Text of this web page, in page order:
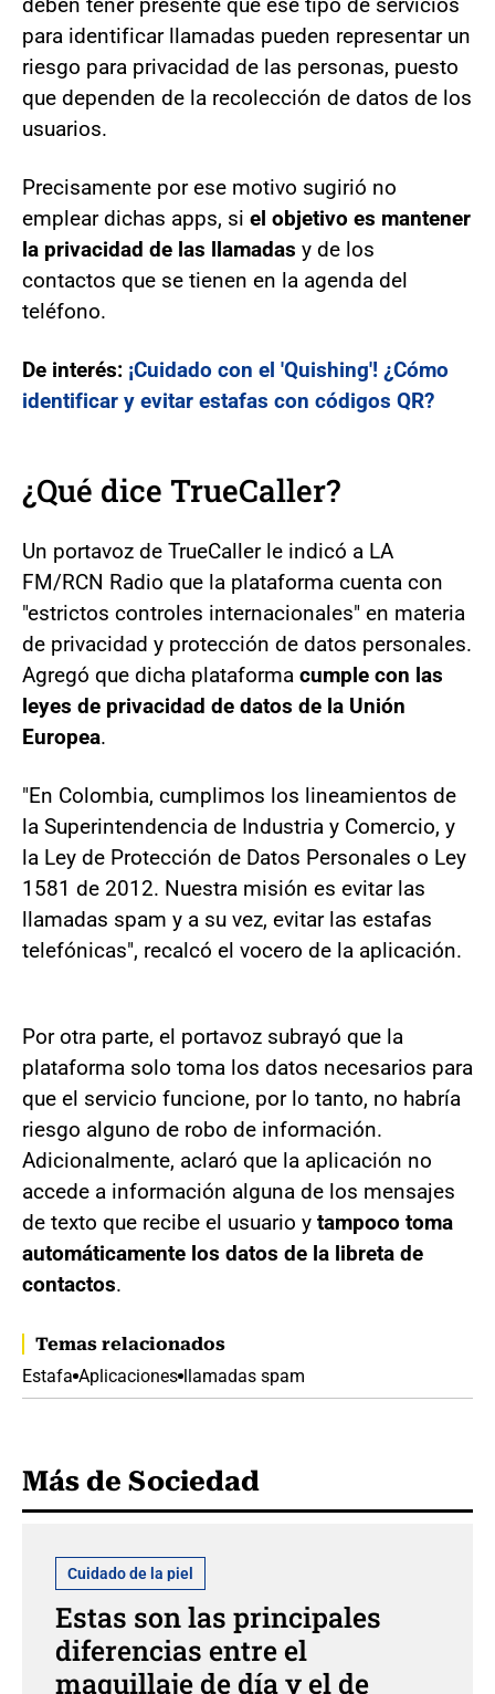
para identificar llamadas pueden representar un
riesgo para privacidad de las personas, puesto
que dependen de la recolección de datos de los
usuarios.
Precisamente por ese motivo sugirió no
emplear dichas apps, si el objetivo es mantener
la privacidad de las llamadas y de los
contactos que se tienen en la agenda del
teléfono.
De interés: ¡Cuidado con el 'Quishing'! ¿Cómo
identificar y evitar estafas con códigos QR?
¿Qué dice TrueCaller?
Un portavoz de TrueCaller le indicó a LA
FM/RCN Radio que la plataforma cuenta con
"estrictos controles internacionales" en materia
de privacidad y protección de datos personales.
Agregó que dicha plataforma cumple con las
leyes de privacidad de datos de la Unión
Europea.
"En Colombia, cumplimos los lineamientos de
la Superintendencia de Industria y Comercio, y
la Ley de Protección de Datos Personales o Ley
1581 de 2012. Nuestra misión es evitar las
llamadas spam y a su vez, evitar las estafas
telefónicas", recalcó el vocero de la aplicación.
Por otra parte, el portavoz subrayó que la
plataforma solo toma los datos necesarios para
que el servicio funcione, por lo tanto, no habría
riesgo alguno de robo de información.
Adicionalmente, aclaró que la aplicación no
accede a información alguna de los mensajes
de texto que recibe el usuario y tampoco toma
automáticamente los datos de la libreta de
contactos.
Temas relacionados
Estafa Aplicaciones llamadas spam
Más de Sociedad
Cuidado de la piel
Estas son las principales
diferencias entre el
maquillaje de día y el de